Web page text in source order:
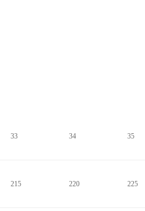
33 34 35
215 220 225